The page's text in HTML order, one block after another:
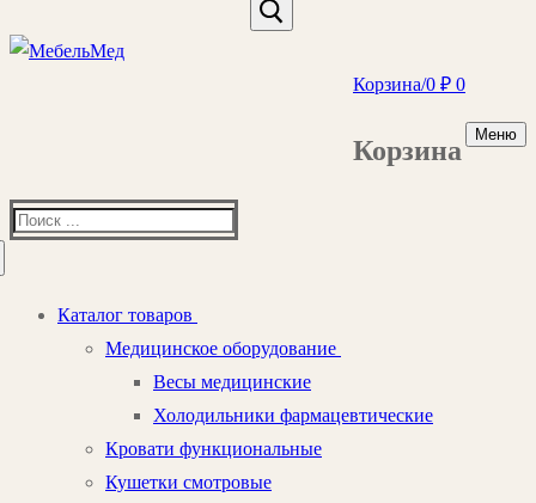
Корзина/0 ₽ 0
Корзина
Меню
Найти:
Каталог товаров
Медицинское оборудование
Весы медицинские
Холодильники фармацевтические
Кровати функциональные
Кушетки смотровые